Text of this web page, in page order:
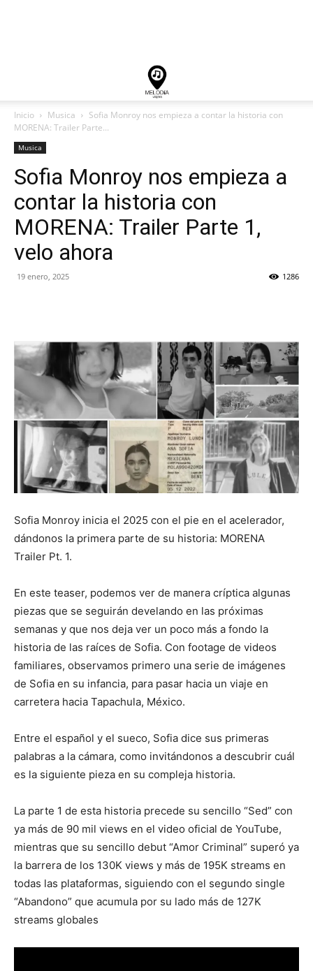
Inicio Musica
Sofia Monroy nos empieza a contar la historia con
MORENA: Trailer Parte...
Musica
Sofia Monroy nos empieza a
contar la historia con
MORENA: Trailer Parte 1,
velo ahora
19 enero, 2025 1286
Sofia Monroy inicia el 2025 con el pie en el acelerador,
dándonos la primera parte de su historia: MORENA
Trailer Pt. 1.
En este teaser, podemos ver de manera críptica algunas
piezas que se seguirán develando en las próximas
semanas y que nos deja ver un poco más a fondo la
historia de las raíces de Sofia. Con footage de videos
familiares, observamos primero una serie de imágenes
de Sofia en su infancia, para pasar hacia un viaje en
carretera hacia Tapachula, México.
Entre el español y el sueco, Sofia dice sus primeras
palabras a la cámara, como invitándonos a descubrir cuál
es la siguiente pieza en su compleja historia.
La parte 1 de esta historia precede su sencillo “Sed” con
ya más de 90 mil views en el video oficial de YouTube,
mientras que su sencillo debut “Amor Criminal” superó ya
la barrera de los 130K views y más de 195K streams en
todas las plataformas, siguiendo con el segundo single
“Abandono” que acumula por su lado más de 127K
streams globales